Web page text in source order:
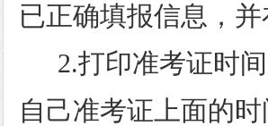
已正确填报信息，
2.打印准考证时
自己准考证上面的